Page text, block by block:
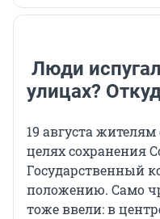
Люди
улицах?
19 августа
целях сохранения
Государственный
положению. Само
тоже ввели: в